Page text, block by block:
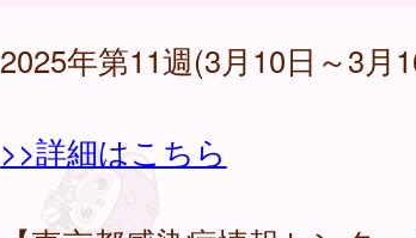
2025年第11週(3月10日～3月
>>詳細はこちら